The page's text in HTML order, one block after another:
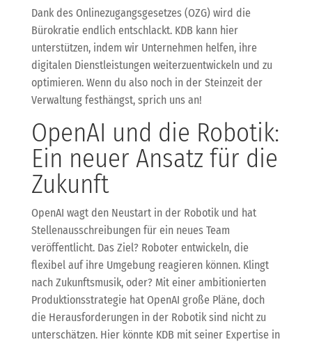
Dank des Onlinezugangsgesetzes (OZG) wird die
Bürokratie endlich entschlackt. KDB kann hier
unterstützen, indem wir Unternehmen helfen, ihre
digitalen Dienstleistungen weiterzuentwickeln und zu
optimieren. Wenn du also noch in der Steinzeit der
Verwaltung festhängst, sprich uns an!
OpenAI und die Robotik:
Ein neuer Ansatz für die
Zukunft
OpenAI wagt den Neustart in der Robotik und hat
Stellenausschreibungen für ein neues Team
veröffentlicht. Das Ziel? Roboter entwickeln, die
flexibel auf ihre Umgebung reagieren können. Klingt
nach Zukunftsmusik, oder? Mit einer ambitionierten
Produktionsstrategie hat OpenAI große Pläne, doch
die Herausforderungen in der Robotik sind nicht zu
unterschätzen. Hier könnte KDB mit seiner Expertise in